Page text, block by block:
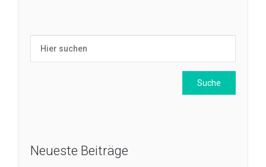
Neueste Beiträge